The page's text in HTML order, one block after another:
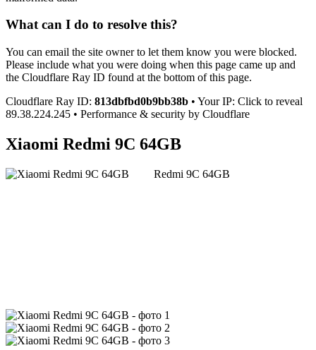
What can I do to resolve this?
You can email the site owner to let them know you were blocked.
Please include what you were doing when this page came up and
the Cloudflare Ray ID found at the bottom of this page.
Cloudflare Ray ID: 813dbfbd0b9bb38b • Your IP: Click to reveal
89.38.224.245 • Performance & security by Cloudflare
Xiaomi Redmi 9C 64GB
Redmi 9C 64GB